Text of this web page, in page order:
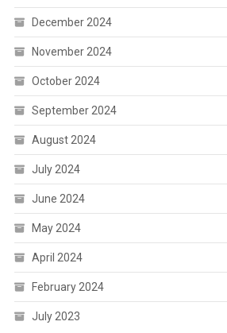
December 2024
November 2024
October 2024
September 2024
August 2024
July 2024
June 2024
May 2024
April 2024
February 2024
July 2023